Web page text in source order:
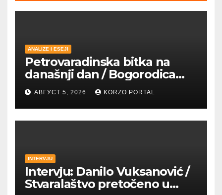
ANALIZE I ESEJI
Petrovaradinska bitka na
današnji dan / Bogorodica
pobednica u
petrovaradinskom Podgrađu
АВГУСТ 5, 2026 KORZO PORTAL
INTERVJU
Intervju: Danilo Vuksanović /
Stvaralaštvo pretočeno u